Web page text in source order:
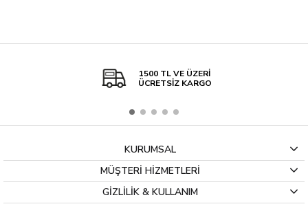
1500 TL VE ÜZERİ
ÜCRETSİZ KARGO
KURUMSAL
MÜŞTERİ HİZMETLERİ
GİZLİLİK & KULLANIM